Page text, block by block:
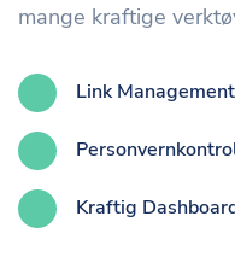
mange kraftige
Link Management
Kraftig